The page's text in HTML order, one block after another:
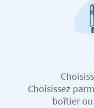
Choisissez
boîtier